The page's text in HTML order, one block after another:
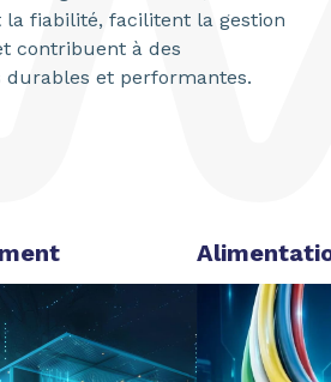
fiabilité, facilitent la gestion
contribuent à des
et performantes.